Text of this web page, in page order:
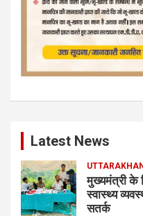
Latest News
मुख्यमंत्री के
स्वास्थ्य
सतर्क